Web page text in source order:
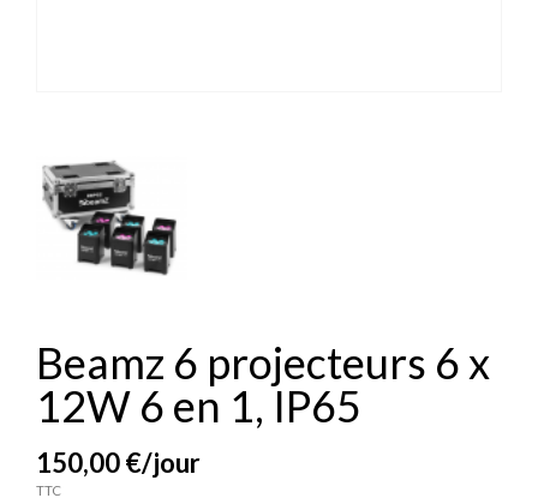
Beamz 6 projecteurs 6 x
12W 6 en 1, IP65
150,00 €/jour
TTC